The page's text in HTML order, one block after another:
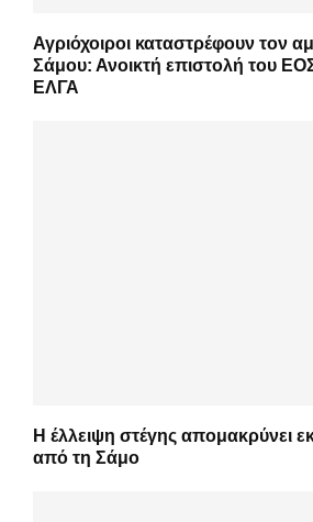
Αγριόχοιροι καταστρέφουν τον
Σάμου: Ανοικτή επιστολή του
ΕΛΓΑ
Η έλλειψη στέγης απομακρύνει
από τη Σάμο